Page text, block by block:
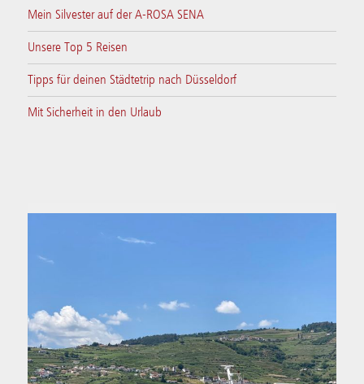
Mein Silvester auf der A-ROSA SENA
Unsere Top 5 Reisen
Tipps für deinen Städtetrip nach Düsseldorf
Mit Sicherheit in den Urlaub